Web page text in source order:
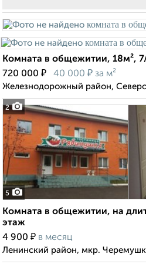
2
Комната в общежитии, 18м²,
720 000 ₽ 40 000 ₽ за м²
Железнодорожный район,
5
Комната в общежитии, на
этаж
4 900 ₽ в месяц
Ленинский район, мкр.